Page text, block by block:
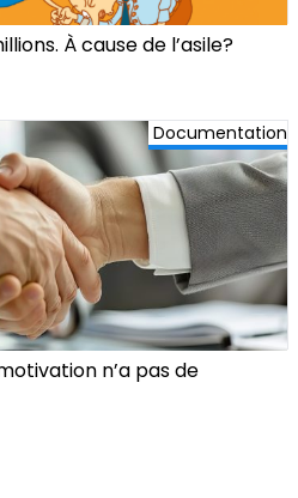
À cause de l’asile?
Documentation
n’a pas de